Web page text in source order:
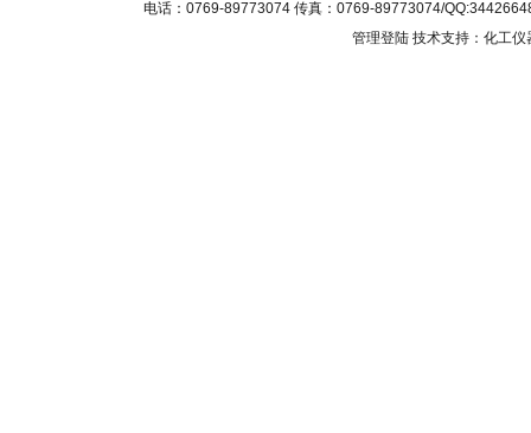
电话：0769-89773074 传真：0769-89773074/
管理登陆 技术支持：化工